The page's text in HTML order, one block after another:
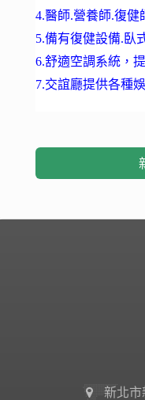
4.醫師.營養師.復健
5.備有復健設備.臥
6.舒適空調系統，
7.交誼廳提供各種
新北市